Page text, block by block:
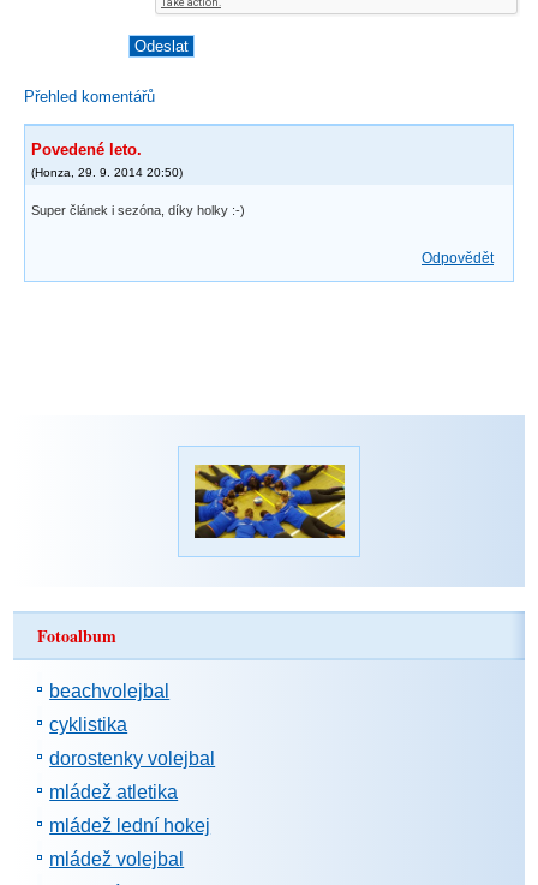
Přehled komentářů
Povedené leto.
(Honza 29. 9. 2014 20:50)
Super článek i sezóna, díky holky :-)
Odpovědět
Fotoalbum
beachvolejbal
cyklistika
dorostenky volejbal
mládež atletika
mládež lední hokej
mládež volejbal